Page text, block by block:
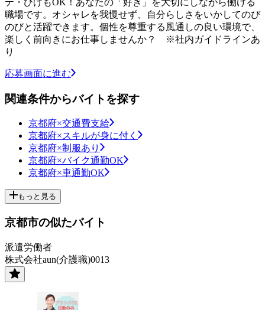
職場です。オシャレを我慢せず、自分らしさをいかしてのび
のびと活躍できます。個性を尊重する風通しの良い環境で、
楽しく前向きにお仕事しませんか？ ※社内ガイドラインあ
り
応募画面に進む
関連条件からバイトを探す
京都府×交通費支給
京都府×スキルが身に付く
京都府×制服あり
京都府×バイク通勤OK
京都府×車通勤OK
もっと見る
京都市の似たバイト
派遣労働者
株式会社aun(介護職)0013